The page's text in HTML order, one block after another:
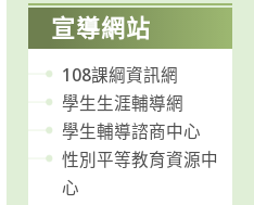
宣導網站
108課綱資訊網
學生生涯輔導網
學生輔導諮商中心
性別平等教育資源中
心